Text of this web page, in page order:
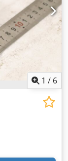
1 / 6